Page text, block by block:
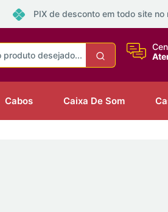
PIX de desconto em todo site
Cabos Caixa De Som